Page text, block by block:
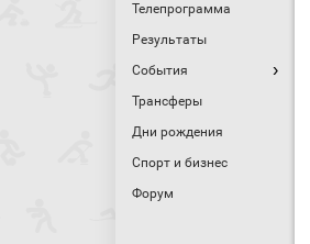
Телепрограмма
Результаты
События
Трансферы
Дни рождения
Спорт и бизнес
Форум